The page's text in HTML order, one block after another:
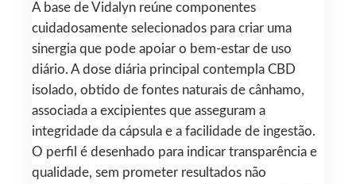
A base de Vidalyn reúne componentes
cuidadosamente selecionados para criar uma
sinergia que pode apoiar o bem-estar de uso
diário. A dose diária principal contempla CBD
isolado, obtido de fontes naturais de cânhamo,
associada a excipientes que asseguram a
integridade da cápsula e a facilidade de ingestão.
O perfil é desenhado para indicar transparência e
qualidade, sem prometer resultados não